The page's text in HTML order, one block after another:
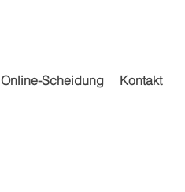
Online-Scheidung Kontakt